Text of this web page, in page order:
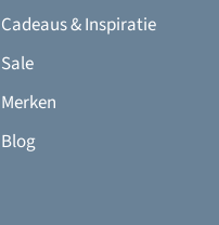
Cadeaus & Inspiratie
Sale
Merken
Blog